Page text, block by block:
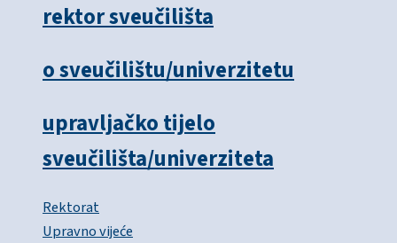
rektor sveučilišta
o sveučilištu/univerzitetu
upravljačko tijelo
sveučilišta/univerziteta
Rektorat
Upravno vijeće